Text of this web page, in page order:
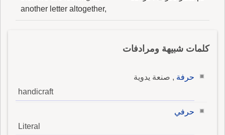
another letter altogether,
كلمات شبيهة ومرادفات
حرفة , صنعة يدوية
handicraft
حرفي
Literal